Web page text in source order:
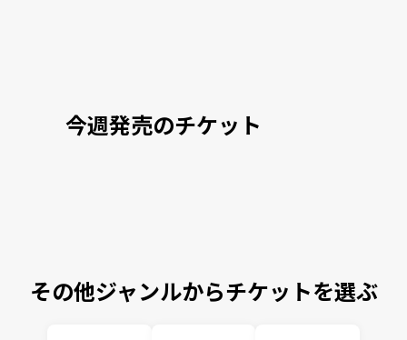
今週発売のチケット
その他ジャンルからチケットを選ぶ